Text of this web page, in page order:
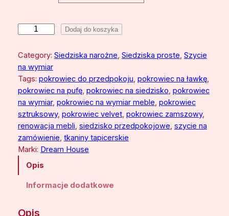
:
d
9
,
5
0
d
o
ś
ć
P
o
k
r
o
w
i
Dodaj do koszyka
Category: Siedziska narożne, Siedziska proste, Szycie
na wymiar
Tags: pokrowiec do przedpokoju, pokrowiec na ławkę
pokrowiec na pufę, pokrowiec na siedzisko, pokrowiec
na wymiar, pokrowiec na wymiar meble, pokrowiec
sztruksowy, pokrowiec velvet, pokrowiec zamszowy
renowacja mebli, siedzisko przedpokojowe, szycie na
zamówienie, tkaniny tapicerskie
Marki: Dream House
Opis
Informacje dodatkowe
Opis